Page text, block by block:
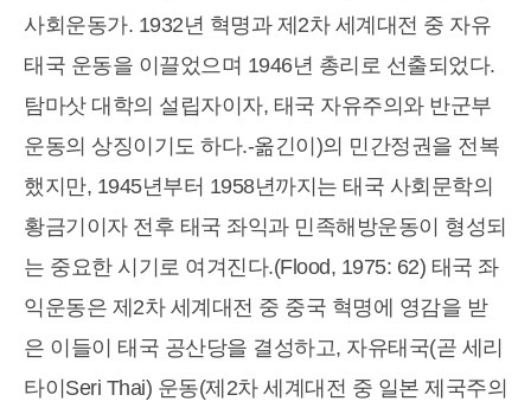
사회운동가. 1932년 혁명과 제2차 세계대전 중 자유
태국 운동을 이끌었으며 1946년 총리로 선출되었다.
탐마삿 대학의 설립자이자, 태국 자유주의와 반군부
운동의 상징이기도 하다.-옮긴이)의 민간정권을 전복
했지만, 1945년부터 1958년까지는 태국 사회문학의
황금기이자 전후 태국 좌익과 민족해방운동이 형성되
는 중요한 시기로 여겨진다.(Flood, 1975: 62) 태국 좌
익운동은 제2차 세계대전 중 중국 혁명에 영감을 받
은 이들이 태국 공산당을 결성하고, 자유태국(곧 세리
타이Seri Thai) 운동(제2차 세계대전 중 일본 제국주의